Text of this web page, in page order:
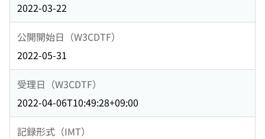
2022-03-22
公開開始日（W3CDTF）
2022-05-31
受理日（W3CDTF）
2022-04-06T10:49:28+09:00
記録形式（IMT）